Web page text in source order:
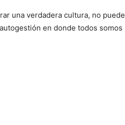
una verdadera cultura, no puede
en donde todos somos